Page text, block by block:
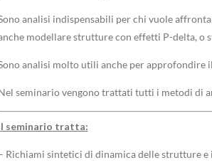
analisi indispensabili per chi vuole
modellare strutture con effetti P-delta, o
analisi molto utili anche per
seminario vengono trattati tutti i metodi di
seminario tratta:
Richiami sintetici di dinamica delle strutture e